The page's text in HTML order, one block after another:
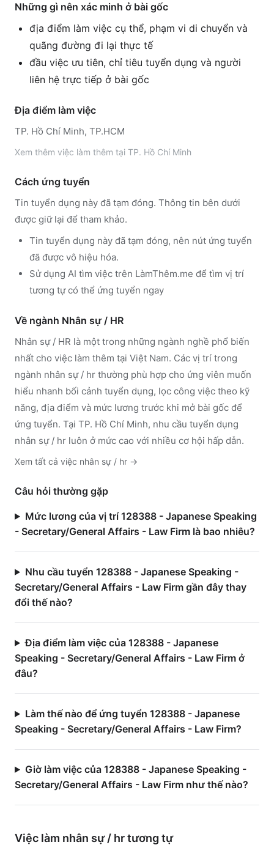
Những gì nên xác minh ở bài gốc
địa điểm làm việc cụ thể, phạm vi di chuyển và
quãng đường đi lại thực tế
đầu việc ưu tiên, chỉ tiêu tuyển dụng và người
liên hệ trực tiếp ở bài gốc
Địa điểm làm việc
TP. Hồ Chí Minh, TP.HCM
Xem thêm việc làm thêm tại TP. Hồ Chí Minh
Cách ứng tuyển
Tin tuyển dụng này đã tạm đóng. Thông tin bên dưới
được giữ lại để tham khảo.
Tin tuyển dụng này đã tạm đóng, nên nút ứng tuyển
đã được vô hiệu hóa.
Sử dụng AI tìm việc trên LàmThêm.me để tìm vị trí
tương tự có thể ứng tuyển ngay
Về ngành Nhân sự / HR
Nhân sự / HR là một trong những ngành nghề phổ biến
nhất cho việc làm thêm tại Việt Nam. Các vị trí trong
ngành nhân sự / hr thường phù hợp cho ứng viên muốn
hiểu nhanh bối cảnh tuyển dụng, lọc công việc theo kỹ
năng, địa điểm và mức lương trước khi mở bài gốc để
ứng tuyển. Tại TP. Hồ Chí Minh, nhu cầu tuyển dụng
nhân sự / hr luôn ở mức cao với nhiều cơ hội hấp dẫn.
Xem tất cả việc nhân sự / hr →
Câu hỏi thường gặp
Mức lương của vị trí 128388 - Japanese Speaking
- Secretary/General Affairs - Law Firm là bao nhiêu?
Nhu cầu tuyển 128388 - Japanese Speaking -
Secretary/General Affairs - Law Firm gần đây thay
đổi thế nào?
Địa điểm làm việc của 128388 - Japanese
Speaking - Secretary/General Affairs - Law Firm ở
đâu?
Làm thế nào để ứng tuyển 128388 - Japanese
Speaking - Secretary/General Affairs - Law Firm?
Giờ làm việc của 128388 - Japanese Speaking -
Secretary/General Affairs - Law Firm như thế nào?
Việc làm nhân sự / hrtương tự